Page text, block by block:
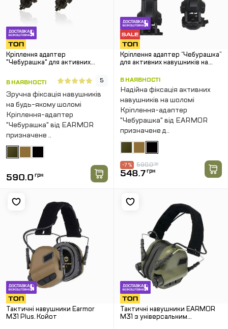
Кріплення адаптер
"Чебурашка" для активних
В НАЯВНОСТІ 5
Зручна фіксація навушників
на будь-якому шоломі
Кріплення-адаптер
"Чебурашка" від EARMOR
призначене ..
590.0 грн
Кріплення адаптер “Чебурашка”
для активних навушників на
В НАЯВНОСТІ
Надійна фіксація активних
навушників на шоломі
Кріплення-адаптер
"Чебурашка" від EARMOR
призначене д..
590.0грн
-7 %
548.7грн
Тактичні навушники Earmor
M31 Plus. Койот
Тактичні навушники EARMOR
M31 з універсальним